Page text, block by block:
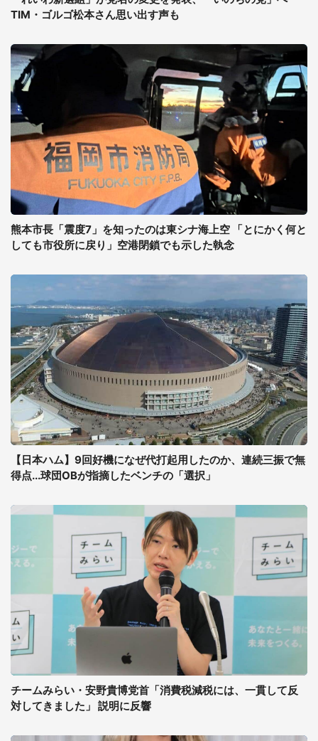
TIM・ゴルゴ松本さん思い出す声も
熊本市長「震度7」を知ったのは東シナ海上空 「とにかく何と
しても市役所に戻り」空港閉鎖でも示した執念
【日本ハム】9回好機になぜ代打起用したのか、連続三振で無
得点...球団OBが指摘したベンチの「選択」
チームみらい・安野貴博党首「消費税減税には、一貫して反
対してきました」 説明に反響